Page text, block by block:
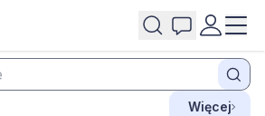
Więcej